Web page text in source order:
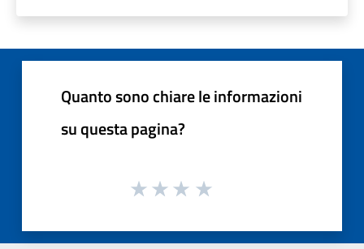
Quanto sono chiare le informazioni
su questa pagina?